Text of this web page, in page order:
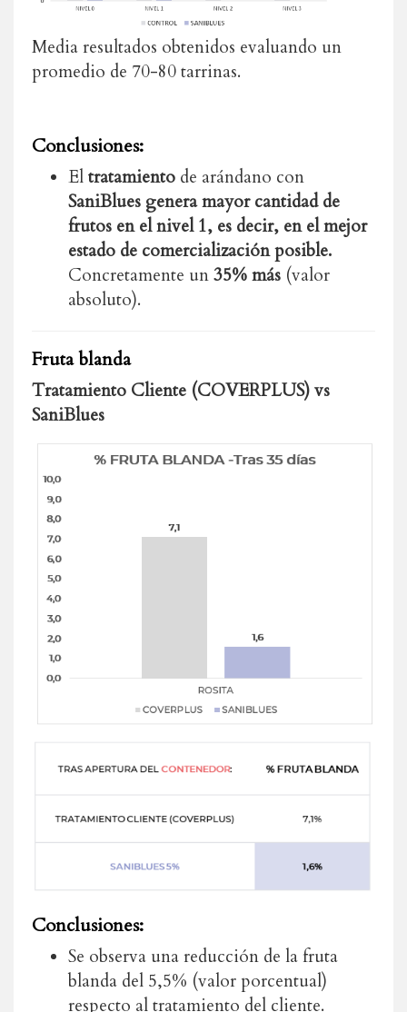
Media resultados obtenidos evaluando un
promedio de 70-80 tarrinas.
Conclusiones:
Eltratamiento de arándano con
SaniBlues genera mayor cantidad de
frutos en el nivel 1, es decir, en el mejor
estado de comercialización posible.
Concretamente un35% más (valor
absoluto).
Fruta blanda
Tratamiento Cliente (COVERPLUS) vs
SaniBlues
Conclusiones:
Se observa una reducción de la fruta
blanda del 5,5% (valor porcentual)
respecto al tratamiento del cliente.